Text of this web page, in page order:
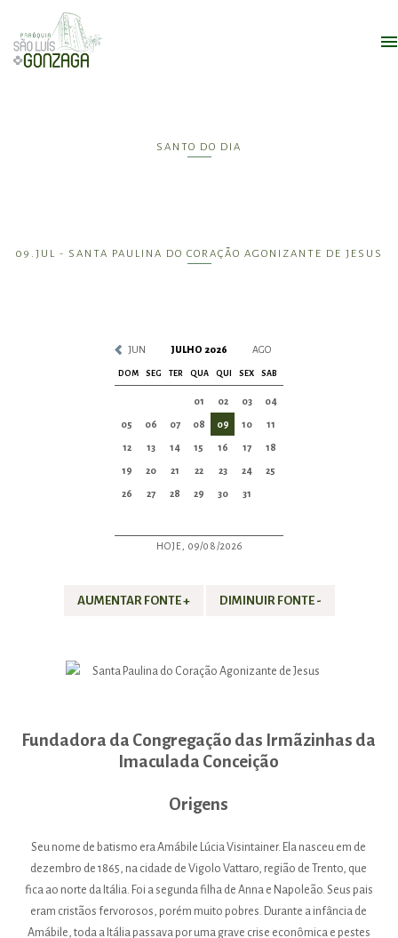
SANTO DO DIA
09.JUL - SANTA PAULINA DO CORAÇÃO AGONIZANTE DE JESUS
JUN JULHO 2026 AGO
DOM SEG TER QUA QUI SEX SAB
01 02 03 04
05 06 07 08 09 10 11
12 13 14 15 16 17 18
19 20 21 22 23 24 25
26 27 28 29 30 31
HOJE, 09/08/2026
AUMENTAR FONTE + DIMINUIR FONTE -
Fundadora da Congregação das Irmãzinhas da
Imaculada Conceição
Origens
Seu nome de batismo era Amábile Lúcia Visintainer. Ela nasceu em de
dezembro de 1865, na cidade de Vigolo Vattaro, região de Trento, que
fica ao norte da Itália. Foi a segunda filha de Anna e Napoleão. Seus pais
eram cristãos fervorosos, porém muito pobres. Durante a infância de
Amábile, toda a Itália passava por uma grave crise econômica e pestes